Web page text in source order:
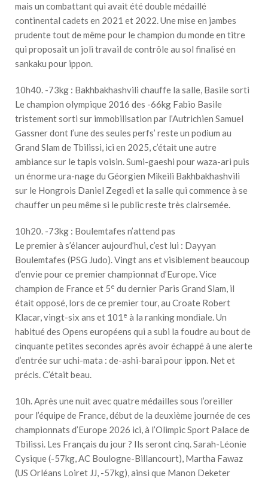
mais un combattant qui avait été double médaillé
continental cadets en 2021 et 2022. Une mise en jambes
prudente tout de même pour le champion du monde en titre
qui proposait un joli travail de contrôle au sol finalisé en
sankaku pour ippon.
10h40. -73kg : Bakhbakhashvili chauffe la salle, Basile sorti
Le champion olympique 2016 des -66kg Fabio Basile
tristement sorti sur immobilisation par l’Autrichien Samuel
Gassner dont l’une des seules perfs’ reste un podium au
Grand Slam de Tbilissi, ici en 2025, c’était une autre
ambiance sur le tapis voisin. Sumi-gaeshi pour waza-ari puis
un énorme ura-nage du Géorgien Mikeili Bakhbakhashvili
sur le Hongrois Daniel Zegedi et la salle qui commence à se
chauffer un peu même si le public reste très clairsemée.
10h20. -73kg : Boulemtafes n’attend pas
Le premier à s’élancer aujourd’hui, c’est lui : Dayyan
Boulemtafes (PSG Judo). Vingt ans et visiblement beaucoup
d’envie pour ce premier championnat d’Europe. Vice
champion de France et 5e du dernier Paris Grand Slam, il
était opposé, lors de ce premier tour, au Croate Robert
Klacar, vingt-six ans et 101 e à la ranking mondiale. Un
habitué des Opens européens qui a subi la foudre au bout de
cinquante petites secondes après avoir échappé à une alerte
d’entrée sur uchi-mata : de-ashi-barai pour ippon. Net et
précis. C’était beau.
10h. Après une nuit avec quatre médailles sous l’oreiller
pour l’équipe de France, début de la deuxième journée de ces
championnats d’Europe 2026 ici, à l’Olimpic Sport Palace de
Tbilissi. Les Français du jour ? Ils seront cinq. Sarah-Léonie
Cysique (-57kg, AC Boulogne-Billancourt), Martha Fawaz
(US Orléans Loiret JJ, -57kg), ainsi que Manon Deketer